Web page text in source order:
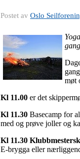
Postet av Oslo
møt
Kl 11.00 er det
Kl 11.30 Basecamp for
med og prøve joller og
Kl 11.30
E-brygga eller